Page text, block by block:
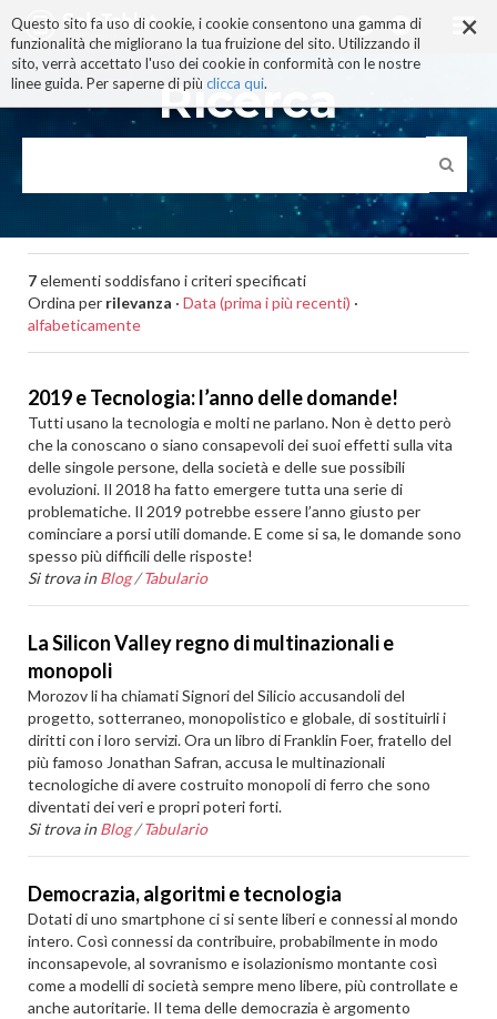
×
Questo sito fa uso di cookie, i cookie consentono una gamma di
funzionalità che migliorano la tua fruizione del sito. Utilizzando il
sito, verrà accettato l'uso dei cookie in conformità con le nostre
linee guida. Per saperne di più clicca qui.
ai
contenuti.
|
alla
navigazione
Ricerca
7elementi soddisfano i criteri specificati
Ordina per rilevanza · Data (prima i più recenti) ·
alfabeticamente
2019 e Tecnologia: l’anno delle domande!
Tutti usano la tecnologia e molti ne parlano. Non è detto però
che la conoscano o siano consapevoli dei suoi effetti sulla vita
delle singole persone, della società e delle sue possibili
evoluzioni. Il 2018 ha fatto emergere tutta una serie di
problematiche. Il 2019 potrebbe essere l’anno giusto per
cominciare a porsi utili domande. E come si sa, le domande sono
spesso più difficili delle risposte!
Si trova in Blog /Tabulario
La Silicon Valley regno di multinazionali e
monopoli
Morozov li ha chiamati Signori del Silicio accusandoli del
progetto, sotterraneo, monopolistico e globale, di sostituirli i
diritti con i loro servizi. Ora un libro di Franklin Foer, fratello del
più famoso Jonathan Safran, accusa le multinazionali
tecnologiche di avere costruito monopoli di ferro che sono
diventati dei veri e propri poteri forti.
Si trova in Blog /Tabulario
Democrazia, algoritmi e tecnologia
Dotati di uno smartphone ci si sente liberi e connessi al mondo
intero. Così connessi da contribuire, probabilmente in modo
inconsapevole, al sovranismo e isolazionismo montante così
come a modelli di società sempre meno libere, più controllate e
anche autoritarie. Il tema delle democrazia è argomento